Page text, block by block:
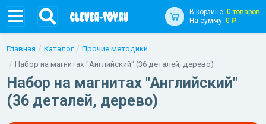
В корзине: 0 товаров
На сумму: 0 ₽
Главная Каталог
Прочие методики
Набор на магнитах "Английский" (36 деталей, дерево)
Набор на магнитах "Английский"
(36 деталей, дерево)